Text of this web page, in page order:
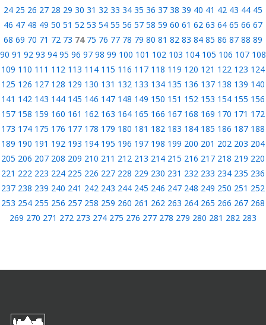
24 25 26 27 28 29 30 31 32 33 34 35 36 37 38 39 40 41 42 43 44 45
46 47 48 49 50 51 52 53 54 55 56 57 58 59 60 61 62 63 64 65 66 67
68 69 70 71 72 73 74 75 76 77 78 79 80 81 82 83 84 85 86 87 88 89
90 91 92 93 94 95 96 97 98 99 100 101 102 103 104 105 106 107 108
109 110 111 112 113 114 115 116 117 118 119 120 121 122 123 124
125 126 127 128 129 130 131 132 133 134 135 136 137 138 139 140
141 142 143 144 145 146 147 148 149 150 151 152 153 154 155 156
157 158 159 160 161 162 163 164 165 166 167 168 169 170 171 172
173 174 175 176 177 178 179 180 181 182 183 184 185 186 187 188
189 190 191 192 193 194 195 196 197 198 199 200 201 202 203 204
205 206 207 208 209 210 211 212 213 214 215 216 217 218 219 220
221 222 223 224 225 226 227 228 229 230 231 232 233 234 235 236
237 238 239 240 241 242 243 244 245 246 247 248 249 250 251 252
253 254 255 256 257 258 259 260 261 262 263 264 265 266 267 268
269 270 271 272 273 274 275 276 277 278 279 280 281 282 283